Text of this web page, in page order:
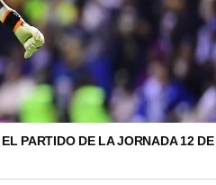
PARTIDO DE LA JORNADA 12